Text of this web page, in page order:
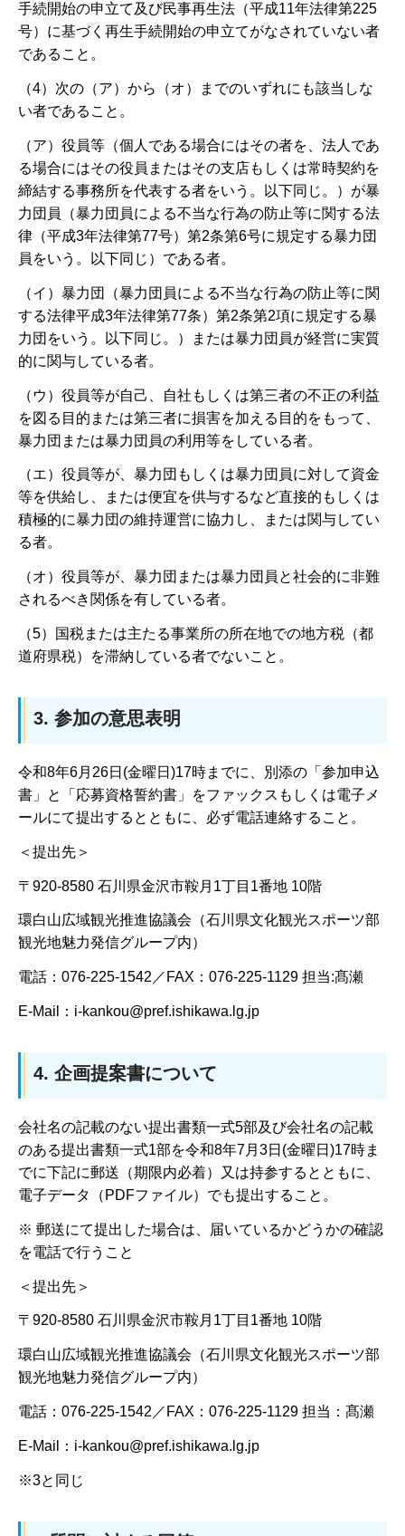
手続開始の申立て及び民事再生法（平成11年法律第225
号）に基づく再生手続開始の申立てがなされていない者
であること。
（4）次の（ア）から（オ）までのいずれにも該当しな
い者であること。
（ア）役員等（個人である場合にはその者を、法人であ
る場合にはその役員またはその支店もしくは常時契約を
締結する事務所を代表する者をいう。以下同じ。）が暴
力団員（暴力団員による不当な行為の防止等に関する法
律（平成3年法律第77号）第2条第6号に規定する暴力団
員をいう。以下同じ）である者。
（イ）暴力団（暴力団員による不当な行為の防止等に関
する法律平成3年法律第77条）第2条第2項に規定する暴
力団をいう。以下同じ。）または暴力団員が経営に実質
的に関与している者。
（ウ）役員等が自己、自社もしくは第三者の不正の利益
を図る目的または第三者に損害を加える目的をもって、
暴力団または暴力団員の利用等をしている者。
（エ）役員等が、暴力団もしくは暴力団員に対して資金
等を供給し、または便宜を供与するなど直接的もしくは
積極的に暴力団の維持運営に協力し、または関与してい
る者。
（オ）役員等が、暴力団または暴力団員と社会的に非難
されるべき関係を有している者。
（5）国税または主たる事業所の所在地での地方税（都
道府県税）を滞納している者でないこと。
3. 参加の意思表明
令和8年6月26日(金曜日)17時までに、別添の「参加申込
書」と「応募資格誓約書」をファックスもしくは電子メ
ールにて提出するとともに、必ず電話連絡すること。
＜提出先＞
〒920-8580 石川県金沢市鞍月1丁目1番地 10階
環白山広域観光推進協議会（石川県文化観光スポーツ部
観光地魅力発信グループ内）
電話：076-225-1542／FAX：076-225-1129 担当:髙瀬
E-Mail：i-kankou@pref.ishikawa.lg.jp
4. 企画提案書について
会社名の記載のない提出書類一式5部及び会社名の記載
のある提出書類一式1部を令和8年7月3日(金曜日)17時ま
でに下記に郵送（期限内必着）又は持参するとともに、
電子データ（PDFファイル）でも提出すること。
※ 郵送にて提出した場合は、届いているかどうかの確認
を電話で行うこと
＜提出先＞
〒920-8580 石川県金沢市鞍月1丁目1番地 10階
環白山広域観光推進協議会（石川県文化観光スポーツ部
観光地魅力発信グループ内）
電話：076-225-1542／FAX：076-225-1129 担当：髙瀬
E-Mail：i-kankou@pref.ishikawa.lg.jp
※3と同じ